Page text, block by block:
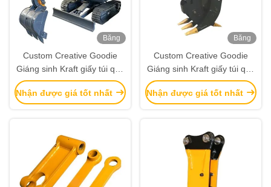
Băng
Custom Creative Goodie
Giáng sinh Kraft giấy túi quà
với logo của riêng bạn cho
Xmas Party trang trí
Nhận được giá tốt nhất
Băng
Custom Creative Goodie
Giáng sinh Kraft giấy túi quà
với logo của riêng bạn cho
Xmas Party trang trí
Nhận được giá tốt nhất